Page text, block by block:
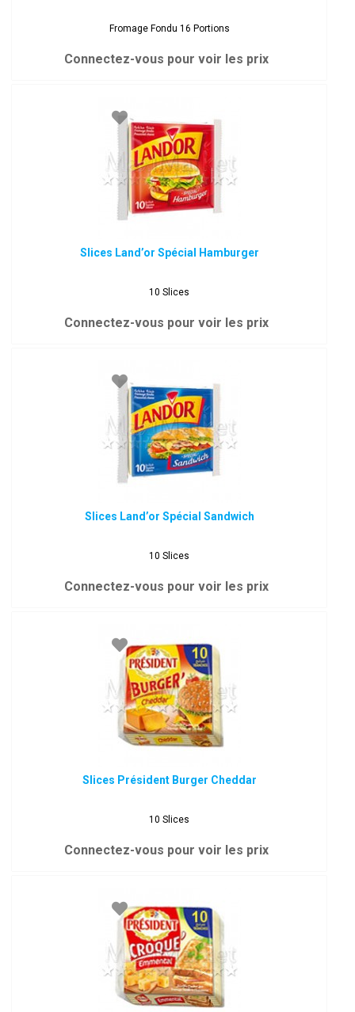
Fromage Fondu 16 Portions
Connectez-vous pour voir les prix
Slices Land’or Spécial Hamburger
10 Slices
Connectez-vous pour voir les prix
Slices Land’or Spécial Sandwich
10 Slices
Connectez-vous pour voir les prix
Slices Président Burger Cheddar
10 Slices
Connectez-vous pour voir les prix